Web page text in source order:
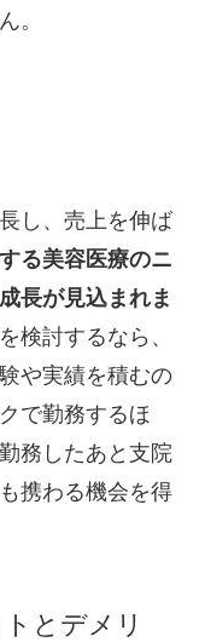
。
し、売上を伸ば
る美容医療のニ
長が見込まれま
検討するなら、
や実績を積むの
で勤務するほ
務したあと支院
携わる機会を得
とデメリ